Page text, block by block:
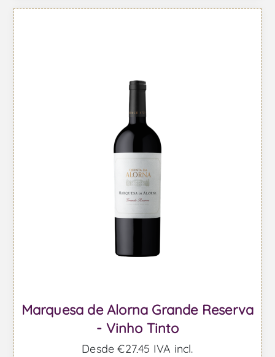
Marquesa de Alorna Grande Reserva
- Vinho Tinto
Desde €27,45 IVA incl.